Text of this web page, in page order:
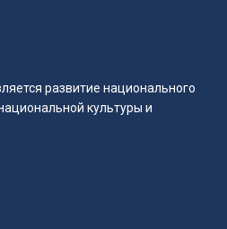
развитие национального
культуры и